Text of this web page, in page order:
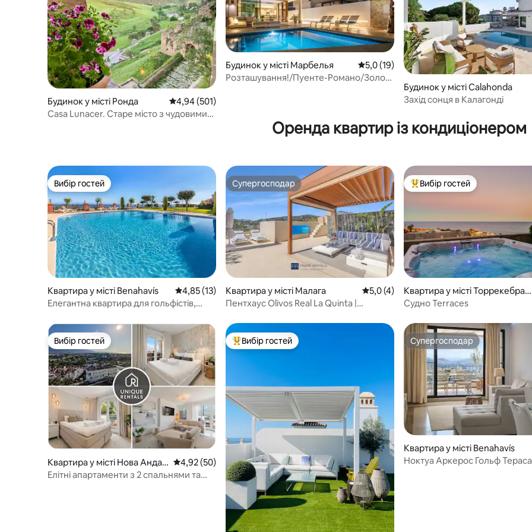
Будинок у місті Ронда Середня оцінка: 4,94 з 5, відгуки: 501
4,94 (501)
Casa Lunacer. Старе місто з чудовими
Будинок у місті Марбелья Середня оцінка: 5,0 з 5, відгуки: 19
5,0 (19)
Розташування!/Пуенте-Романо/Золота
Будинок у місті Calahonda
Захід сонця в Калагонді
Оренда квартир із кондиціонером
Вибір гостей
Вибір гостей
Квартира у місті Benahavís Середня оцінка: 4,85 з 5, відгуки: 13
4,85 (13)
Елегантна квартира для гольфістів,
Супергосподар
Супергосподар
Квартира у місті Малага Середня оцінка: 5,0 з 5, відгуки: 4
5,0 (4)
Пентхаус Olivos Real La Quinta |
Топ вибір гостей
Вибір гостей
Квартира у місті Торрекебрад
а
Судно Terraces
Вибір гостей
Вибір гостей
Квартира у місті Нова Андал
усія
Середня оцінка: 4,92 з 5, відгуки: 50
4,92 (50)
Елітні апартаменти з 2 спальнями та
Топ вибір гостей
Вибір гостей Супергосподар
Супергосподар
Квартира у місті Benahavís
Ноктуа Аркерос Гольф